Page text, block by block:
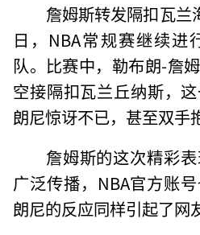
詹姆斯转发隔扣瓦兰
日，NBA常规赛继续进
队。比赛中，勒布朗-詹
空接隔扣瓦兰丘纳斯，
朗尼惊讶不已，甚至双手
詹姆斯的这次精彩
广泛传播，NBA官方账
朗尼的反应同样引起了网